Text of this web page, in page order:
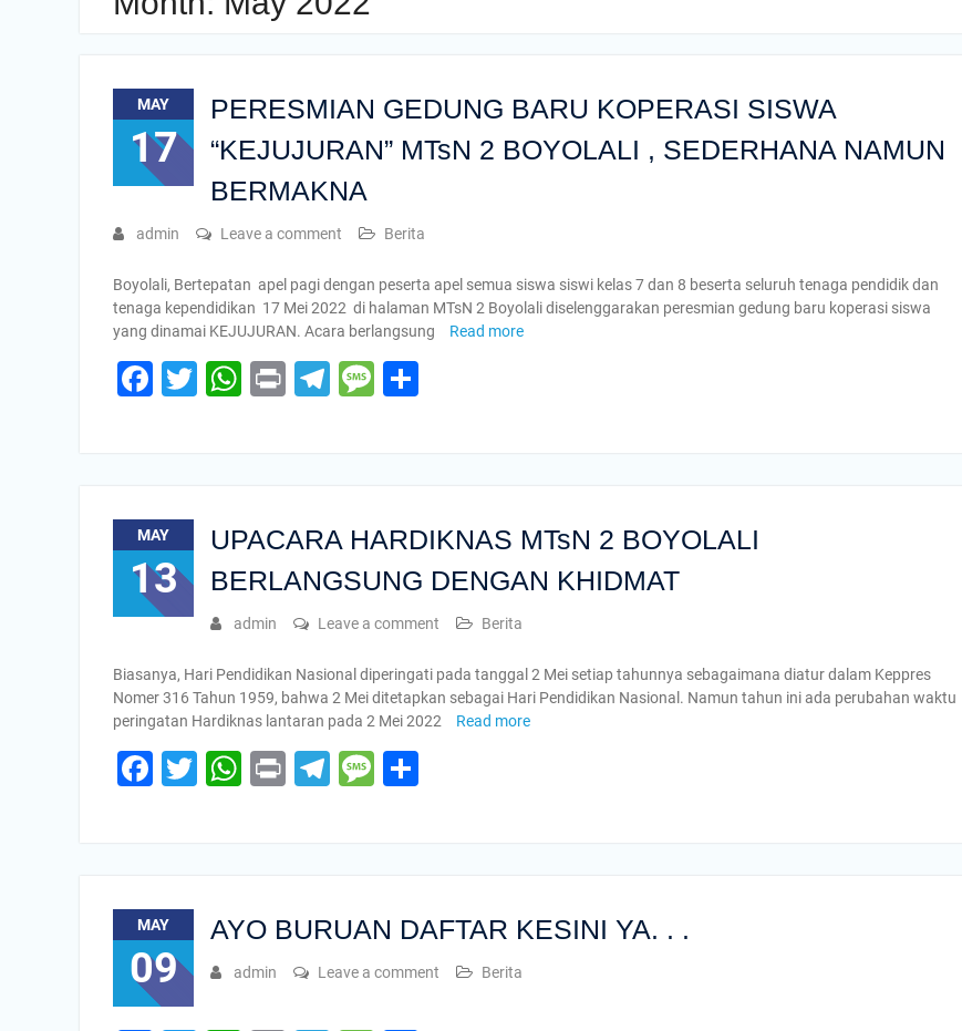
MAY
17
PERESMIAN GEDUNG BARU KOPERASI SISWA
“KEJUJURAN” MTsN 2 BOYOLALI , SEDERHANA NAMUN
BERMAKNA
admin Leave a comment Berita
Boyolali, Bertepatan apel pagi dengan peserta apel semua siswa siswi kelas 7 dan 8 beserta seluruh tenaga pendidik dan
tenaga kependidikan 17 Mei 2022 di halaman MTsN 2 Boyolali diselenggarakan peresmian gedung baru koperasi siswa
yang dinamai KEJUJURAN. Acara berlangsung
Read more
Facebook
Twitter
WhatsApp
PrintTelegram
Message
MAY
13
UPACARA HARDIKNAS MTsN 2 BOYOLALI
BERLANGSUNG DENGAN KHIDMAT
admin Leave a comment Berita
Biasanya, Hari Pendidikan Nasional diperingati pada tanggal 2 Mei setiap tahunnya sebagaimana diatur dalam Keppres
Nomer 316 Tahun 1959, bahwa 2 Mei ditetapkan sebagai Hari Pendidikan Nasional. Namun tahun ini ada perubahan waktu
peringatan Hardiknas lantaran pada 2 Mei 2022
Read more
Facebook
Twitter
WhatsApp
PrintTelegram
Message
MAY
09
AYO BURUAN DAFTAR KESINI YA. . .
admin Leave a comment Berita